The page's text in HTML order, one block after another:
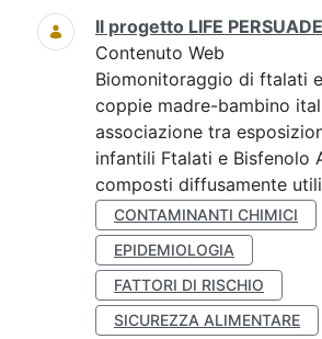
Il progetto LIFE
Contenuto Web
Biomonitoraggio di ftalati
coppie madre-bambino
associazione tra
infantili Ftalati e Bisfenolo
composti diffusamente
CONTAMINANTI CHIMICI
EPIDEMIOLOGIA
FATTORI DI RISCHIO
SICUREZZA ALIMENTARE